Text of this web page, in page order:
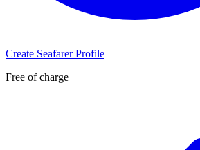
Create Seafarer Profile
Free of charge